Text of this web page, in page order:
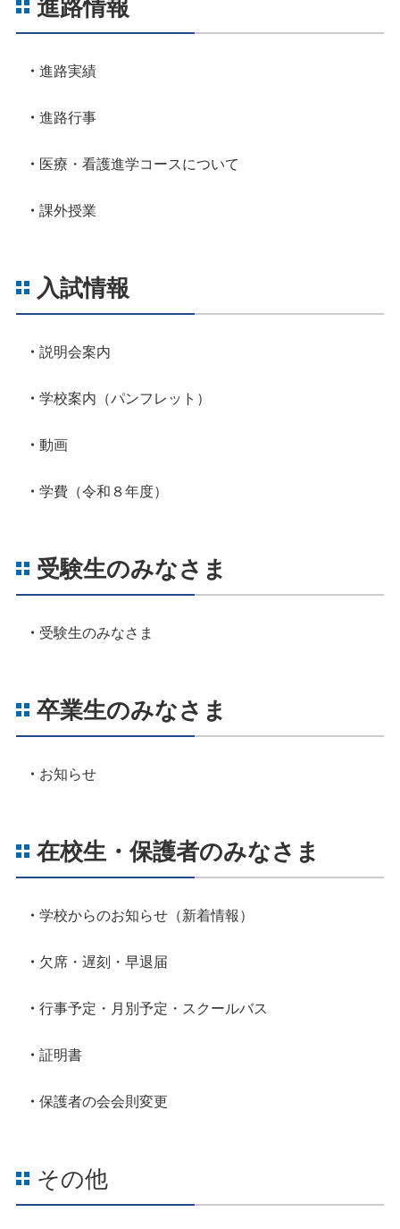
進路情報
進路実績
進路行事
医療・看護進学コースについて
課外授業
入試情報
説明会案内
学校案内（パンフレット）
動画
学費（令和８年度）
受験生のみなさま
受験生のみなさま
卒業生のみなさま
お知らせ
在校生・保護者のみなさま
学校からのお知らせ（新着情報）
欠席・遅刻・早退届
行事予定・月別予定・スクールバス
証明書
保護者の会会則変更
その他